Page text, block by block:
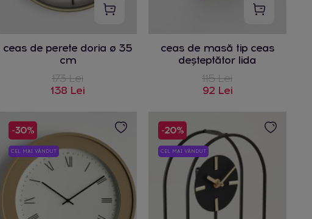
ceas de perete doria ø 35
cm
173 Lei
138 Lei
ceas de masă tip ceas
deșteptător lida
115 Lei
92 Lei
-30%
CEL MAI VÂNDUT
-20%
CEL MAI VÂNDUT